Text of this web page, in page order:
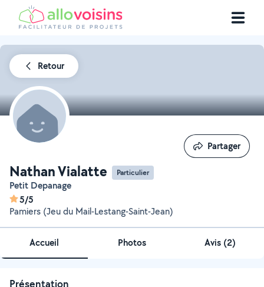
Retour
Nathan Vialatte Particulier
Petit Depanage
5/5
Pamiers (Jeu du Mail-Lestang-Saint-Jean)
Partager
Partager
Accueil Photos Avis (2)
Présentation